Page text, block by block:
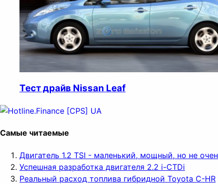
Тест драйв Nissan Leaf
Самые читаемые
Двигатель 1.2 TSI - маленький, мощный, но не
Успешная разработка двигателя 2.2 i-CTDi
Реальный расход топлива гибридной Toyota C-HR